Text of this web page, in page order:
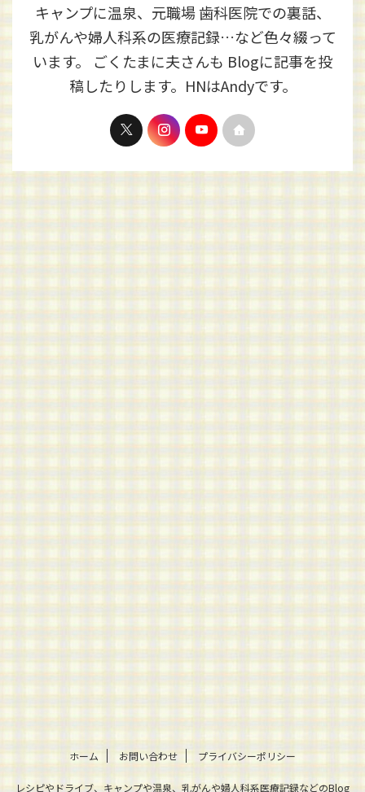
キャンプに温泉、元職場 歯科医院での裏話、
乳がんや婦人科系の医療記録…など色々綴って
います。 ごくたまに夫さんも Blogに記事を投
稿したりします。HNはAndyです。
ホーム お問い合わせ プライバシーポリシー
レシピやドライブ、キャンプや温泉、乳がんや婦人科系医療記録などのBlog